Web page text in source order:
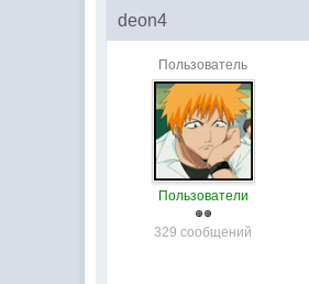
deon4
Пользователь
Пользователи
329 сообщений